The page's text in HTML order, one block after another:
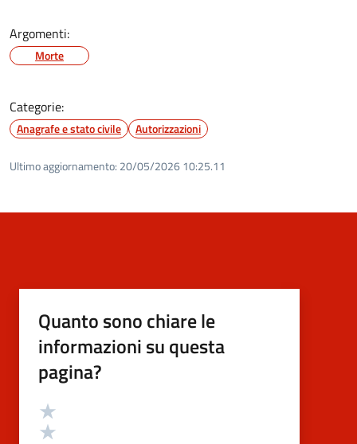
Argomenti:
Morte
Categorie:
Anagrafe e stato civile Autorizzazioni
Ultimo aggiornamento: 20/05/2026 10:25.11
Quanto sono chiare le
informazioni su questa
pagina?
Valutazione